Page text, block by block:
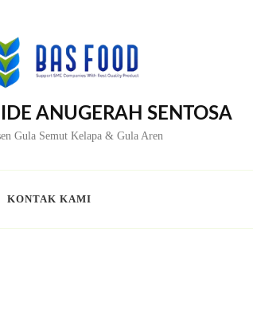
ANUGERAH SENTOSA
Gula Semut Kelapa & Gula Aren
KONTAK KAMI